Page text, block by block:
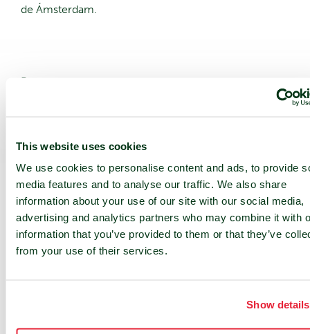
This website uses cookies
We use cookies to personalise content and ads, to provide
media features and to analyse our traffic. We also share
information about your use of our site with our social media,
advertising and analytics partners who may combine it with
information that you’ve provided to them or that they’ve
from your use of their services.
Show details
de Ámsterdam.
Buscar
Buscar
Recent Posts
nLighten y Arqit demuestran que es posible utilizar la
nube pública sin renunciar al control sobre los datos